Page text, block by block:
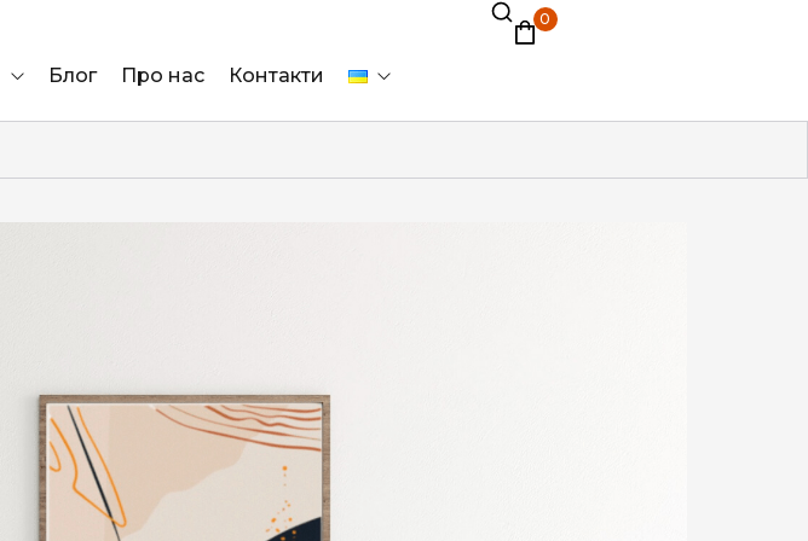
Блог Про нас Контакти
0